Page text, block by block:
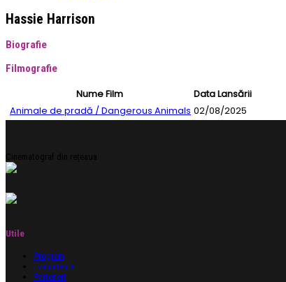
Hassie Harrison
Biografie
Filmografie
Nume Film
Data Lansării
Animale de pradă / Dangerous Animals 02/08/2025
Cinematograf din rețeaua
Utile
Program
Evenimente
Parteneri